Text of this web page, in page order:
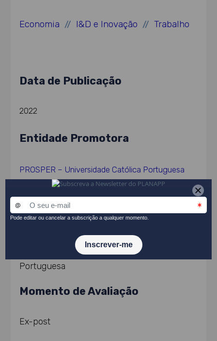
Economia // I&D e Inovação // Trabalho
Data de Publicação
2022
Entidade Promotora
PROSPER – Universidade Católica Portuguesa
PROSPER – Universidade Católica
Portuguesa
Momento de Avaliação
Ex-post